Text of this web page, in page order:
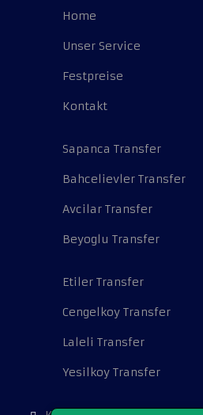
Home
Unser Service
Festpreise
Kontakt
Sapanca Transfer
Bahcelievler Transfer
Avcilar Transfer
Beyoglu Transfer
Etiler Transfer
Cengelkoy Transfer
Laleli Transfer
Yesilkoy Transfer